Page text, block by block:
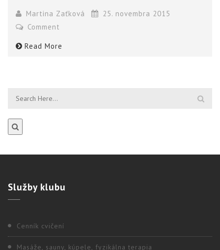
Martina Zaťková
25. novembra 2015
Comment
Read More
Službyklubu
Cenník cvičení
Masáže, sauny, kúpele, fyzikálna terapia